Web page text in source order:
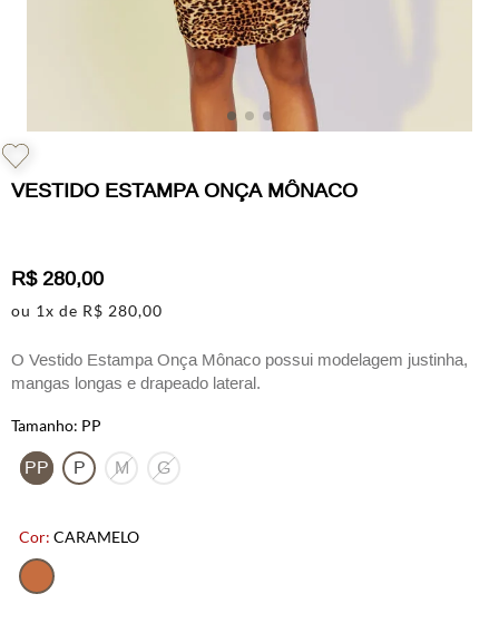
VESTIDO ESTAMPA ONÇA MÔNACO
R$ 280,00
ou 1x de R$ 280,00
O Vestido Estampa Onça Mônaco possui modelagem justinha,
mangas longas e drapeado lateral.
CARAMELO
PP
PP P M G